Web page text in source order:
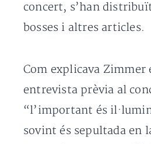
concert, s’han
bosses i altres articles.
Com explicava Zimmer
entrevista prèvia al
“l’important és
sovint és sepultada en